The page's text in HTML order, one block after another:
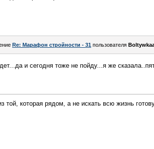
Re: Марафон стройности - 31 пользователя
и сегодня тоже не пойду...я же
той, которая рядом, а не искать всю жизнь